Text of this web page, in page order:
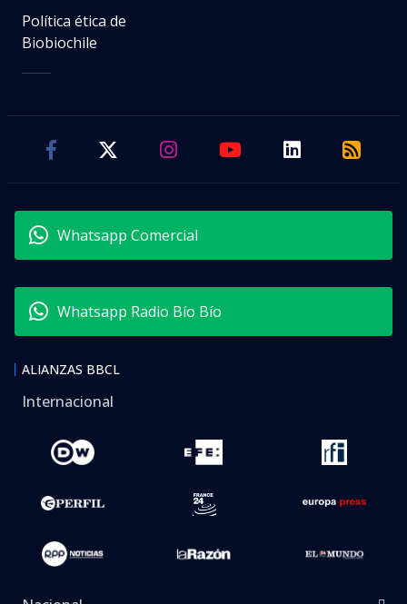
Política ética de
Biobiochile
Whatsapp Comercial
Whatsapp Radio Bío Bío
ALIANZAS BBCL
Internacional